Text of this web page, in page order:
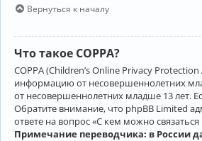
Вернуться к началу
Что такое COPPA?
COPPA (Children’s Online Privacy
информацию от несовершеннолетних
от несовершеннолетних младше 13 лет.
Обратите внимание, что phpBB Limited
ответе на вопрос «С кем можно
Примечание переводчика: в России